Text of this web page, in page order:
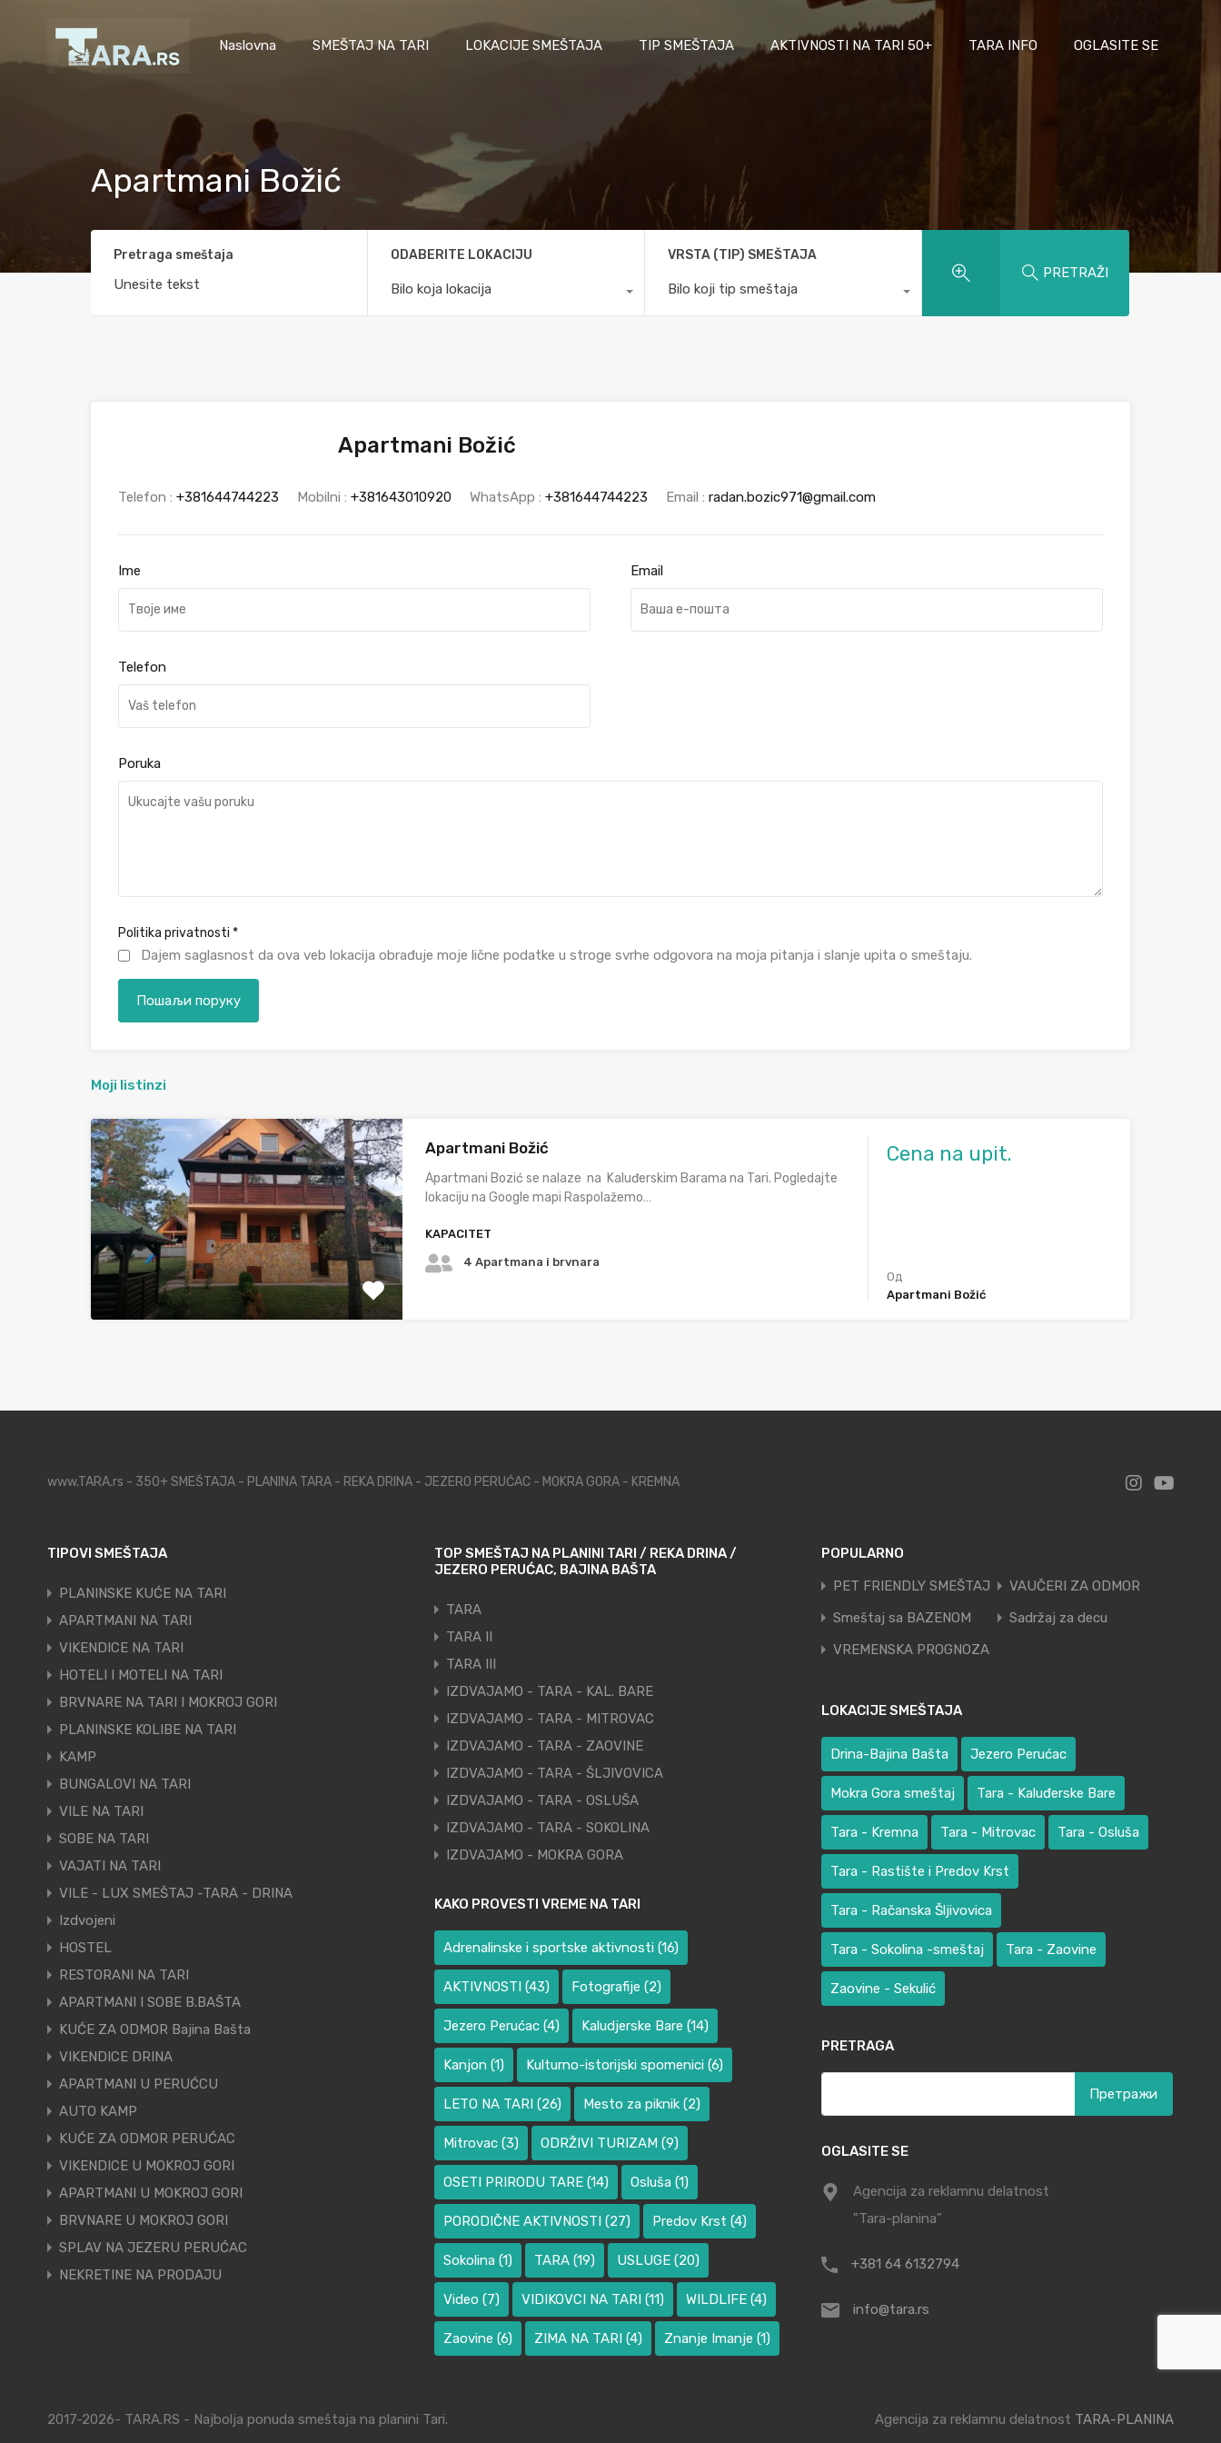
Naslovna SMEŠTAJ NA TARI LOKACIJE SMEŠTAJA TIP SMEŠTAJA AKTIVNOSTI NA TARI 50+ TARA INFO OGLASITE SE
Apartmani Božić
Pretraga smeštaja ODABERITE LOKACIJU
Bilo koja lokacija
VRSTA (TIP) SMEŠTAJA
Bilo koji tip smeštaja
PRETRAŽI
Apartmani Božić
Telefon : +381644744223 Mobilni : +381643010920 WhatsApp : +381644744223 Email : radan.bozic971@gmail.com
Ime Email
Telefon
Poruka
Politika privatnosti *
Dajem saglasnost da ova veb lokacija obrađuje moje lične podatke u stroge svrhe odgovora na moja pitanja i slanje upita o smeštaju.
Moji listinzi
Apartmani Božić
Apartmani Bozić se nalaze na Kaluđerskim Barama na Tari. Pogledajte
lokaciju na Google mapi Raspolažemo…
KAPACITET
4 Apartmana i brvnara
Cena na upit.
Од
Apartmani Božić
www.TARA.rs - 350+ SMEŠTAJA - PLANINA TARA - REKA DRINA - JEZERO PERUĆAC - MOKRA GORA - KREMNA
TIPOVI SMEŠTAJA
PLANINSKE KUĆE NA TARI
APARTMANI NA TARI
VIKENDICE NA TARI
HOTELI I MOTELI NA TARI
BRVNARE NA TARI I MOKROJ GORI
PLANINSKE KOLIBE NA TARI
KAMP
BUNGALOVI NA TARI
VILE NA TARI
SOBE NA TARI
VAJATI NA TARI
VILE - LUX SMEŠTAJ -TARA - DRINA
Izdvojeni
HOSTEL
RESTORANI NA TARI
APARTMANI I SOBE B.BAŠTA
KUĆE ZA ODMOR Bajina Bašta
VIKENDICE DRINA
APARTMANI U PERUĆCU
AUTO KAMP
KUĆE ZA ODMOR PERUĆAC
VIKENDICE U MOKROJ GORI
APARTMANI U MOKROJ GORI
BRVNARE U MOKROJ GORI
SPLAV NA JEZERU PERUĆAC
NEKRETINE NA PRODAJU
TOP SMEŠTAJ NA PLANINI TARI / REKA DRINA /
JEZERO PERUĆAC, BAJINA BAŠTA
TARA
TARA II
TARA III
IZDVAJAMO - TARA - KAL. BARE
IZDVAJAMO - TARA - MITROVAC
IZDVAJAMO - TARA - ZAOVINE
IZDVAJAMO - TARA - ŠLJIVOVICA
IZDVAJAMO - TARA - OSLUŠA
IZDVAJAMO - TARA - SOKOLINA
IZDVAJAMO - MOKRA GORA
KAKO PROVESTI VREME NA TARI
Adrenalinske i sportske aktivnosti (16)
AKTIVNOSTI (43) Fotografije (2)
Jezero Perućac (4) Kaludjerske Bare (14)
Kanjon (1) Kulturno-istorijski spomenici (6)
LETO NA TARI (26) Mesto za piknik (2)
Mitrovac (3) ODRŽIVI TURIZAM (9)
OSETI PRIRODU TARE (14) Osluša (1)
PORODIČNE AKTIVNOSTI (27) Predov Krst (4)
Sokolina (1) TARA (19) USLUGE (20)
Video (7) VIDIKOVCI NA TARI (11) WILDLIFE (4)
Zaovine (6) ZIMA NA TARI (4) Znanje Imanje (1)
POPULARNO
PET FRIENDLY SMEŠTAJ
VAUČERI ZA ODMOR
Smeštaj sa BAZENOM
Sadržaj za decu
VREMENSKA PROGNOZA
LOKACIJE SMEŠTAJA
Drina-Bajina Bašta Jezero Perućac
Mokra Gora smeštaj Tara - Kaluđerske Bare
Tara - Kremna Tara - Mitrovac Tara - Osluša
Tara - Rastište i Predov Krst
Tara - Račanska Šljivovica
Tara - Sokolina -smeštaj Tara - Zaovine
Zaovine - Sekulić
PRETRAGA
за:
OGLASITE SE
Agencija za reklamnu delatnost
"Tara-planina"
+381 64 6132794
info@tara.rs
2017-2026- TARA.RS - Najbolja ponuda smeštaja na planini Tari. Agencija za reklamnu delatnost TARA-PLANINA